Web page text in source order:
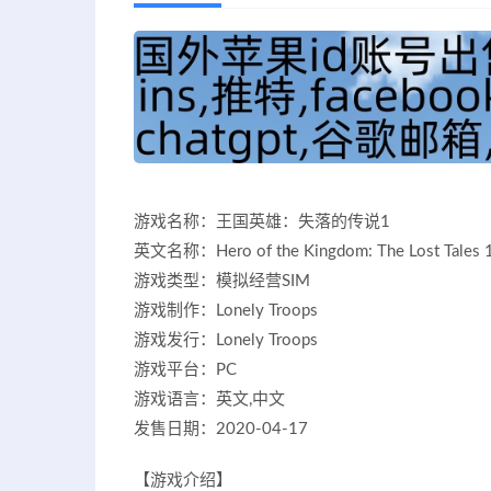
游戏名称：王国英雄：失落的传说1
英文名称：Hero of the Kingdom: The Lost Tales
游戏类型：模拟经营SIM
游戏制作：Lonely Troops
游戏发行：Lonely Troops
游戏平台：PC
游戏语言：英文,中文
发售日期：2020-04-17
【游戏介绍】